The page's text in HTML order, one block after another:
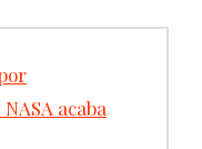
acaba